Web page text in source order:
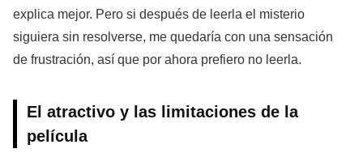
explica mejor. Pero si después de leerla el misterio
siguiera sin resolverse, me quedaría con una sensación
de frustración, así que por ahora prefiero no leerla.
El atractivo y las limitaciones de la
película